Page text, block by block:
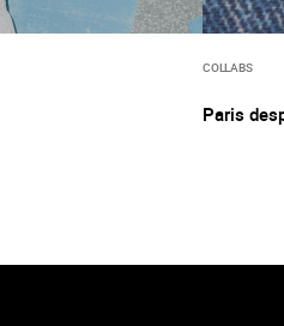
COLLABS
Paris